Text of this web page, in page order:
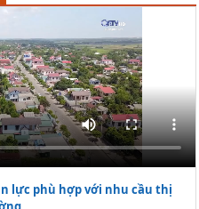
lực phù hợp với nhu cầu thị